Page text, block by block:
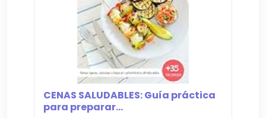
CENAS SALUDABLES: Guía práctica
para preparar...